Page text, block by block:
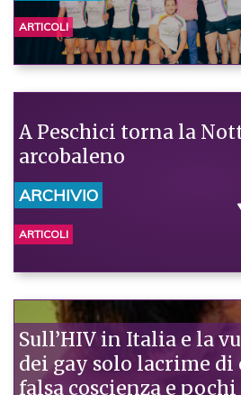
ARTICOLI
A Peschici torna la
arcobaleno
ARCHIVIO
ARTICOLI
Sull’HIV in Italia e la
dei gay solo lacrime
falsa coscienza e